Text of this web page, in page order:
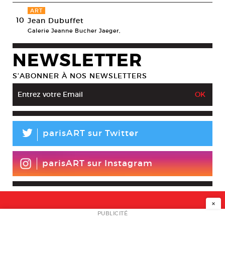
10
ART
Jean Dubuffet
Galerie Jeanne Bucher Jaeger,
NEWSLETTER
S’ABONNER À NOS NEWSLETTERS
L parisART sur Twitter
parisART sur Instagram
NEWSLETTER
×
PUBLICITÉ